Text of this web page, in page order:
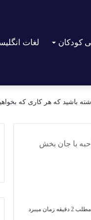
کودکان لغات
با جان بخش
زمان میبرد